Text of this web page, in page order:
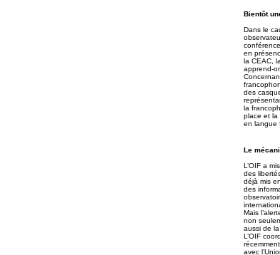
Bientôt
Dans le
en
la CEAC,
apprend-
des
la
place et la
en langue
Le
L’OIF a
des
déjà mis
des
Mais
non
aussi de
L’OIF
avec